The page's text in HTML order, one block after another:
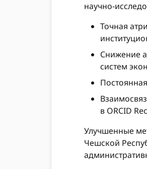
научно-
Точная
Снижение
систем
в ORCID
Улучшенные
Чешской